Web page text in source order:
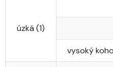
úzká (1)
vysoký